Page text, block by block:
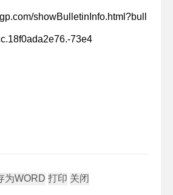
showBulletinInfo.html?bull
73e4